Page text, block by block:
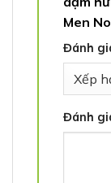
Men
Đánh
Đánh